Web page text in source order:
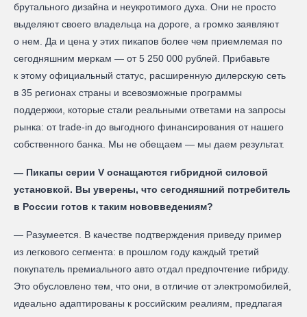
брутального дизайна и неукротимого духа. Они не просто
выделяют своего владельца на дороге, а громко заявляют
о нем. Да и цена у этих пикапов более чем приемлемая по
сегодняшним меркам — от 5 250 000 рублей. Прибавьте
к этому официальный статус, расширенную дилерскую сеть
в 35 регионах страны и всевозможные программы
поддержки, которые стали реальными ответами на запросы
рынка: от trade-in до выгодного финансирования от нашего
собственного банка. Мы не обещаем — мы даем результат.
— Пикапы серии V оснащаются гибридной силовой
установкой. Вы уверены, что сегодняшний потребитель
в России готов к таким нововведениям?
— Разумеется. В качестве подтверждения приведу пример
из легкового сегмента: в прошлом году каждый третий
покупатель премиального авто отдал предпочтение гибриду.
Это обусловлено тем, что они, в отличие от электромобилей,
идеально адаптированы к российским реалиям, предлагая